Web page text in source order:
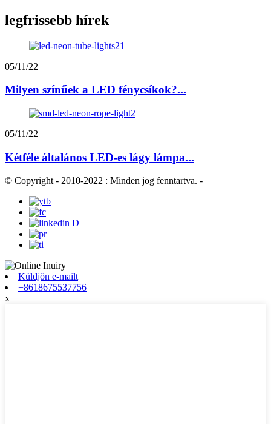
legfrissebb hírek
05/11/22
Milyen színűek a LED fénycsíkok?...
05/11/22
Kétféle általános LED-es lágy lámpa...
© Copyright - 2010-2022 : Minden jog fenntartva. -
Küldjön e-mailt
+8618675537756
x